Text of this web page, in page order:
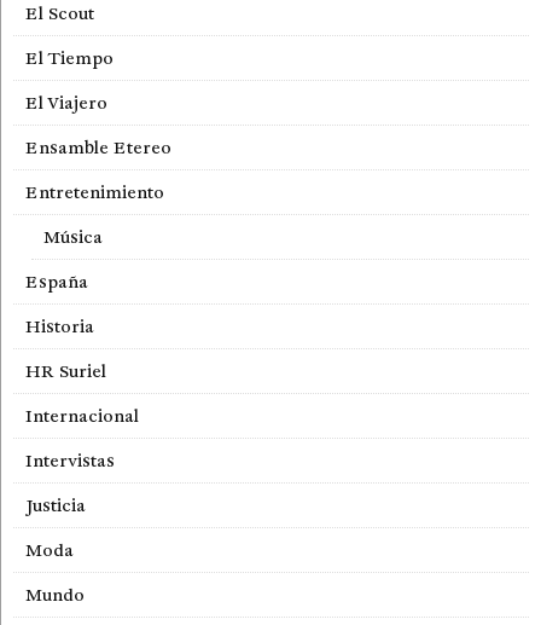
El Scout
El Tiempo
El Viajero
Ensamble Etereo
Entretenimiento
Música
España
Historia
HR Suriel
Internacional
Intervistas
Justicia
Moda
Mundo